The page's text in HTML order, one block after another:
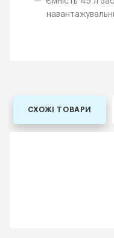
СХОЖІ ТОВАРИ